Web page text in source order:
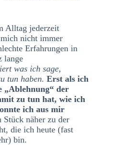
Alltag jederzeit
nicht immer
Erfahrungen in
lange
was ich sage,
tun haben. Erst als ich
„Ablehnung“ der
zu tun hat, wie ich
ich aus mir
Stück näher zu der
die ich heute (fast
bin.